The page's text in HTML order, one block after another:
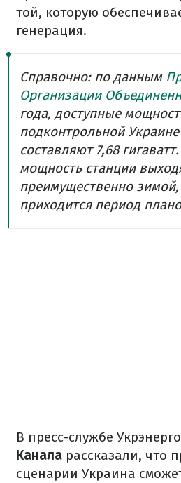
той, которую
генерация.
Справочно: по данным
Организации
года, доступные
подконтрольной
составляют 7,68
мощность станции
преимущественно
приходится период
В пресс-службе
Канала рассказали, что
сценарии Украина